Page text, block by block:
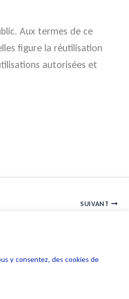
Aux termes de ce
figure la réutilisation
autorisées et
SUIVANT
y consentez, des cookies de